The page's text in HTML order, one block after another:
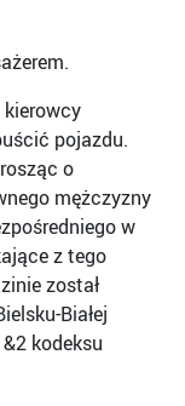
kierowcy
pojazdu.
o
mężczyzny
w
z tego
został
Białej
kodeksu